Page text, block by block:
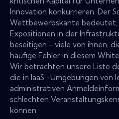
Innovation konkurrieren. Der
Wettbewerbskante bedeutet,
Expositionen in der
beseitigen - viele von ihnen,
häufige Fehler in diesem
Wir betrachten unsere Liste
die in IaaS -Umgebungen von
administrativen
schlechten
können.